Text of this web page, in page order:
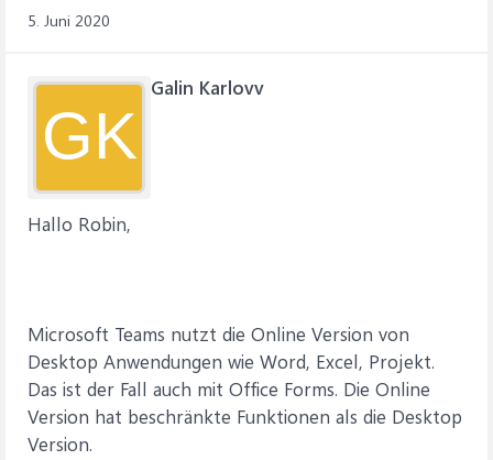
5. Juni 2020
GK
Galin Karlovv
Hallo Robin,
Microsoft Teams nutzt die Online Version von
Desktop Anwendungen wie Word, Excel, Projekt.
Das ist der Fall auch mit Office Forms. Die Online
Version hat beschränkte Funktionen als die Desktop
Version.